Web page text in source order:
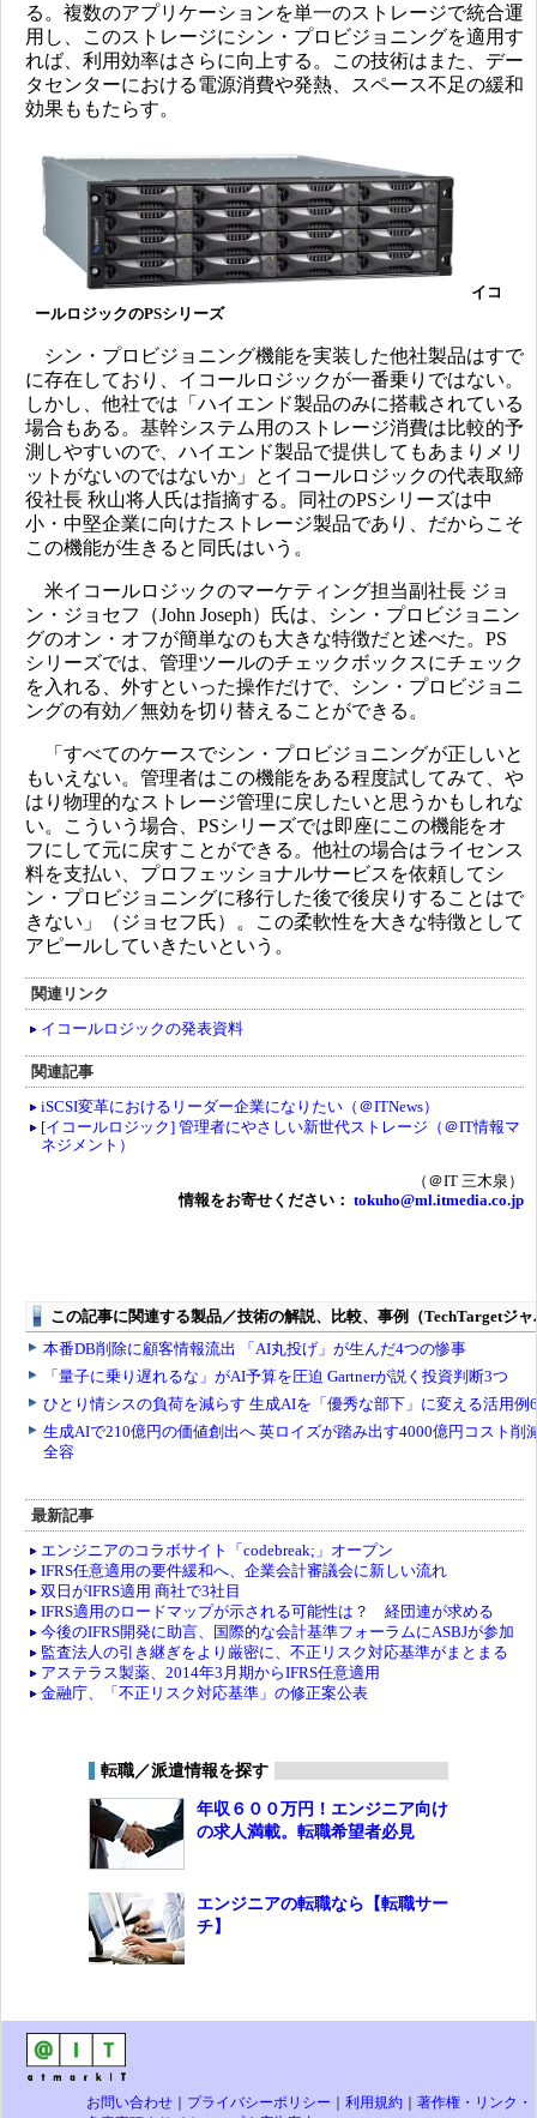
る。複数のアプリケーションを単一のストレージで統合運
用し、このストレージにシン・プロビジョニングを適用す
れば、利用効率はさらに向上する。この技術はまた、デー
タセンターにおける電源消費や発熱、スペース不足の緩和
効果ももたらす。
イコ
ールロジックのPSシリーズ
シン・プロビジョニング機能を実装した他社製品はすで
に存在しており、イコールロジックが一番乗りではない。
しかし、他社では「ハイエンド製品のみに搭載されている
場合もある。基幹システム用のストレージ消費は比較的予
測しやすいので、ハイエンド製品で提供してもあまりメリ
ットがないのではないか」とイコールロジックの代表取締
役社長 秋山将人氏は指摘する。同社のPSシリーズは中
小・中堅企業に向けたストレージ製品であり、だからこそ
この機能が生きると同氏はいう。
米イコールロジックのマーケティング担当副社長 ジョ
ン・ジョセフ（John Joseph）氏は、シン・プロビジョニン
グのオン・オフが簡単なのも大きな特徴だと述べた。PS
シリーズでは、管理ツールのチェックボックスにチェック
を入れる、外すといった操作だけで、シン・プロビジョニ
ングの有効／無効を切り替えることができる。
「すべてのケースでシン・プロビジョニングが正しいと
もいえない。管理者はこの機能をある程度試してみて、や
はり物理的なストレージ管理に戻したいと思うかもしれな
い。こういう場合、PSシリーズでは即座にこの機能をオ
フにして元に戻すことができる。他社の場合はライセンス
料を支払い、プロフェッショナルサービスを依頼してシ
ン・プロビジョニングに移行した後で後戻りすることはで
きない」（ジョセフ氏）。この柔軟性を大きな特徴として
アピールしていきたいという。
関連リンク
イコールロジックの発表資料
関連記事
iSCSI変革におけるリーダー企業になりたい（＠ITNews）
[イコールロジック] 管理者にやさしい新世代ストレージ（＠IT情報マ
ネジメント）
（＠IT 三木泉）
情報をお寄せください： tokuho@ml.itmedia.co.jp
最新記事
エンジニアのコラボサイト「codebreak;」オープン
IFRS任意適用の要件緩和へ、企業会計審議会に新しい流れ
双日がIFRS適用 商社で3社目
IFRS適用のロードマップが示される可能性は？ 経団連が求める
今後のIFRS開発に助言、国際的な会計基準フォーラムにASBJが参加
監査法人の引き継ぎをより厳密に、不正リスク対応基準がまとまる
アステラス製薬、2014年3月期からIFRS任意適用
金融庁、「不正リスク対応基準」の修正案公表
転職／派遣情報を探す
年収６００万円！エンジニア向け
の求人満載。転職希望者必見
エンジニアの転職なら【転職サー
チ】
お問い合わせ ｜ プライバシーポリシー ｜ 利用規約 ｜ 著作権・リンク・